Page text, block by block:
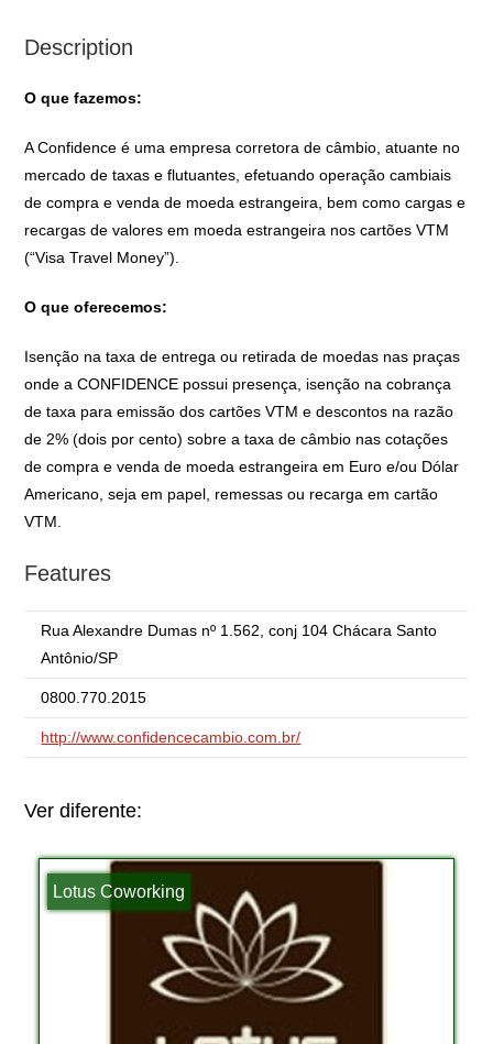
Description
O que fazemos:
A Confidence é uma empresa corretora de câmbio, atuante no
mercado de taxas e flutuantes, efetuando operação cambiais
de compra e venda de moeda estrangeira, bem como cargas e
recargas de valores em moeda estrangeira nos cartões VTM
(“Visa Travel Money”).
O que oferecemos:
Isenção na taxa de entrega ou retirada de moedas nas praças
onde a CONFIDENCE possui presença, isenção na cobrança
de taxa para emissão dos cartões VTM e descontos na razão
de 2% (dois por cento) sobre a taxa de câmbio nas cotações
de compra e venda de moeda estrangeira em Euro e/ou Dólar
Americano, seja em papel, remessas ou recarga em cartão
VTM.
Features
Rua Alexandre Dumas nº 1.562, conj 104 Chácara Santo
Antônio/SP
0800.770.2015
http://www.confidencecambio.com.br/
Ver diferente:
Lotus Coworking